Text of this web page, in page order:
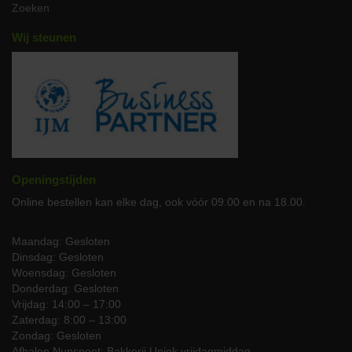
daar ook van voorzien. Kortom: alles is mogelijk bij JP Puurvlees.
mail ons gerust.
Zoeken
Wij steunen
Openingstijden
Online bestellen kan elke dag, ook vóór 09.00 en na 18.00.
Maandag: Gesloten
Dinsdag: Gesloten
Woensdag: Gesloten
Donderdag: Gesloten
Vrijdag: 14:00 – 17:00
Zaterdag: 8:00 – 13:00
Zondag: Gesloten